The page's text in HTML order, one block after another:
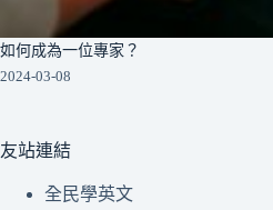
如何成為一位專家？
2024-03-08
友站連結
全民學英文